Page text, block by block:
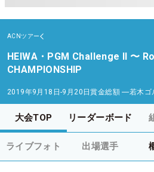
ACNツアー
HEIWA・PGM Challenge II 〜
CHAMPIONSHIP
2019年9月18日-9月20日賞金総額 ―若木ゴ
大会TOP リーダーボード
ライブフォト 出場選手